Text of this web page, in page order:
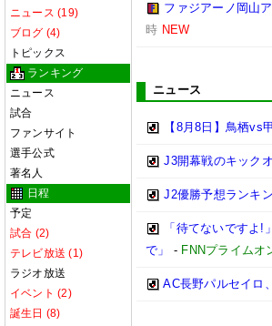
ニュース (19)
ブログ (4)
トピックス
ランキング
ニュース
試合
ファンサイト
選手公式
著名人
日程
予定
試合 (2)
テレビ放送 (1)
ラジオ放送
イベント (2)
誕生日 (8)
ファジアーノ岡山
時 NEW
ニュース
【8月8日】鳥栖vs
J3開幕戦のキック
J2優勝予想ランキ
「待てないですよ
で」
- FNNプライムオ
AC長野パルセイロ